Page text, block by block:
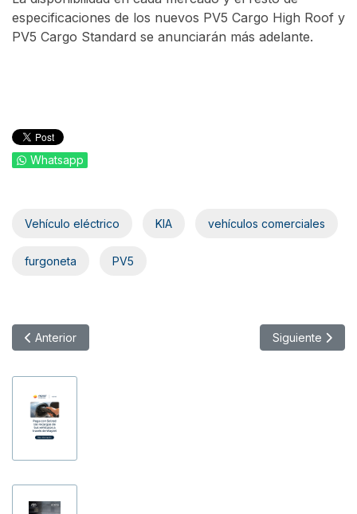
especificaciones de los nuevos PV5 Cargo High Roof y
PV5 Cargo Standard se anunciarán más adelante.
Whatsapp
Vehículo eléctrico KIA vehículos comerciales
furgoneta PV5
Artículo anterior: BYD Dolphin G DM-i, el PHEV más asequible
Anterior Artículo
Siguiente